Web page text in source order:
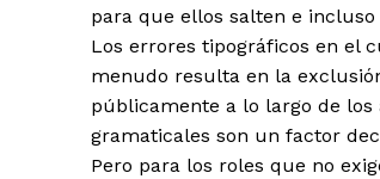
para que ellos salten e
Los errores tipográficos en el
menudo resulta en la
públicamente a lo largo de
gramaticales son un factor
Pero para los roles que no